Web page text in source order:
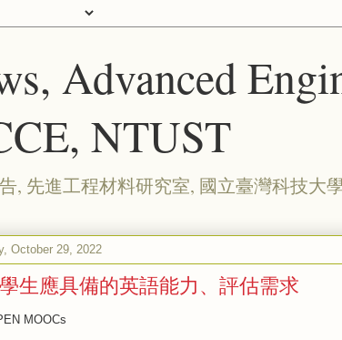
Advanced
NTUST
, 先進工程材料研究室, 國立臺灣科技大
October 29, 2022
生應具備的英語能力、評估需求
MOOCs